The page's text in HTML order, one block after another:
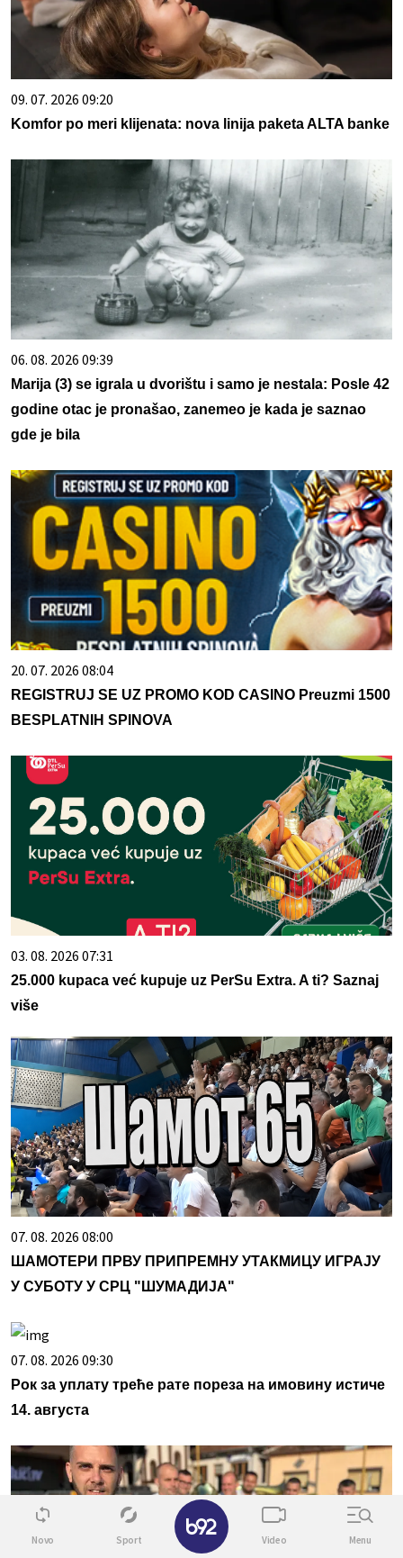
09. 07. 2026 09:20
Komfor po meri klijenata: nova linija paketa ALTA banke
06. 08. 2026 09:39
Marija (3) se igrala u dvorištu i samo je nestala: Posle 42
godine otac je pronašao, zanemeo je kada je saznao
gde je bila
20. 07. 2026 08:04
REGISTRUJ SE UZ PROMO KOD CASINO Preuzmi 1500
BESPLATNIH SPINOVA
03. 08. 2026 07:31
25.000 kupaca već kupuje uz PerSu Extra. A ti? Saznaj
više
07. 08. 2026 08:00
ШАМОТЕРИ ПРВУ ПРИПРЕМНУ УТАКМИЦУ ИГРАЈУ
У СУБОТУ У СРЦ "ШУМАДИЈА"
07. 08. 2026 09:30
Рок за уплату треће рате пореза на имовину истиче
14. августа
Novo Sport Video Menu
✕